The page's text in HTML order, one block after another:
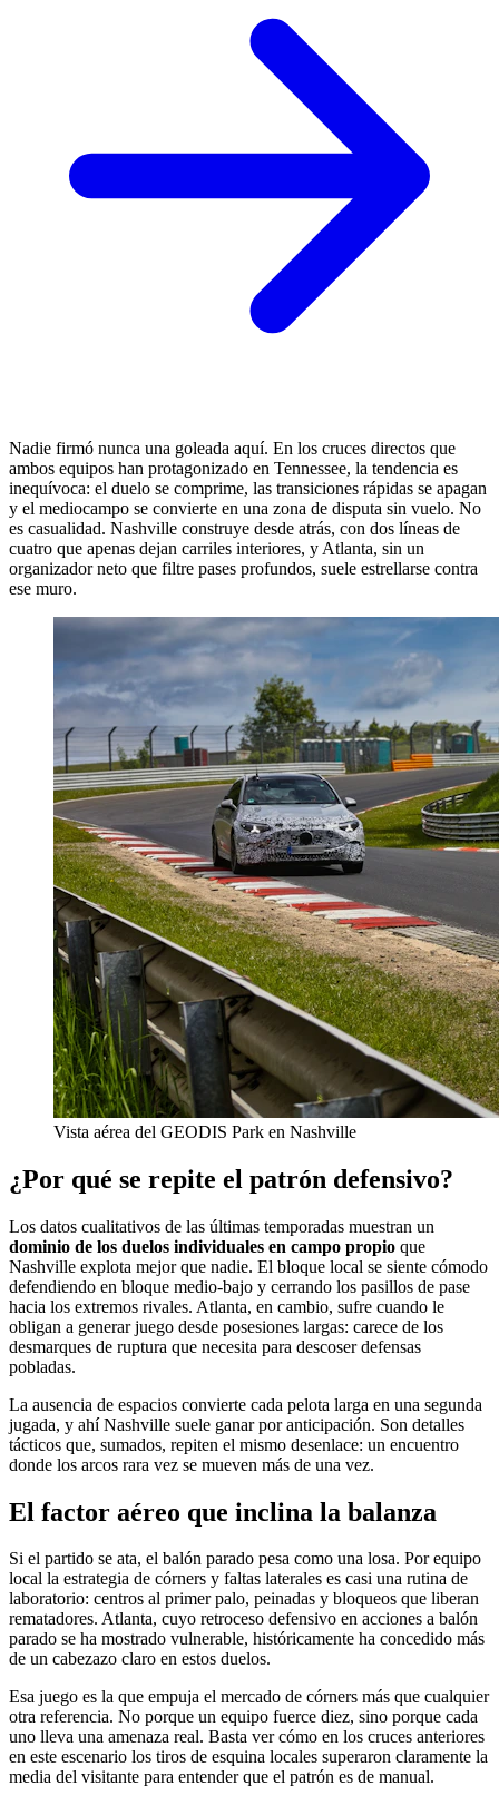
Nadie firmó nunca una goleada aquí. En los cruces directos que
ambos equipos han protagonizado en Tennessee, la tendencia es
inequívoca: el duelo se comprime, las transiciones rápidas se apagan
y el mediocampo se convierte en una zona de disputa sin vuelo. No
es casualidad. Nashville construye desde atrás, con dos líneas de
cuatro que apenas dejan carriles interiores, y Atlanta, sin un
organizador neto que filtre pases profundos, suele estrellarse contra
ese muro.
Vista aérea del GEODIS Park en Nashville
¿Por qué se repite el patrón defensivo?
Los datos cualitativos de las últimas temporadas muestran un
dominio de los duelos individuales en campo propio que
Nashville explota mejor que nadie. El bloque local se siente cómodo
defendiendo en bloque medio-bajo y cerrando los pasillos de pase
hacia los extremos rivales. Atlanta, en cambio, sufre cuando le
obligan a generar juego desde posesiones largas: carece de los
desmarques de ruptura que necesita para descoser defensas
pobladas.
La ausencia de espacios convierte cada pelota larga en una segunda
jugada, y ahí Nashville suele ganar por anticipación. Son detalles
tácticos que, sumados, repiten el mismo desenlace: un encuentro
donde los arcos rara vez se mueven más de una vez.
El factor aéreo que inclina la balanza
Si el partido se ata, el balón parado pesa como una losa. Por equipo
local la estrategia de córners y faltas laterales es casi una rutina de
laboratorio: centros al primer palo, peinadas y bloqueos que liberan
rematadores. Atlanta, cuyo retroceso defensivo en acciones a balón
parado se ha mostrado vulnerable, históricamente ha concedido más
de un cabezazo claro en estos duelos.
Esa juego es la que empuja el mercado de córners más que cualquier
otra referencia. No porque un equipo fuerce diez, sino porque cada
uno lleva una amenaza real. Basta ver cómo en los cruces anteriores
en este escenario los tiros de esquina locales superaron claramente la
media del visitante para entender que el patrón es de manual.